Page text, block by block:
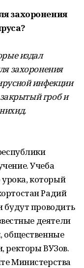
захоронения
издал
захоронения
инфекции
закрытый гроб и
Учеба
урока, который
Радий
будут проводить
деятели
общественные
ректоры ВУЗов.
Министерства